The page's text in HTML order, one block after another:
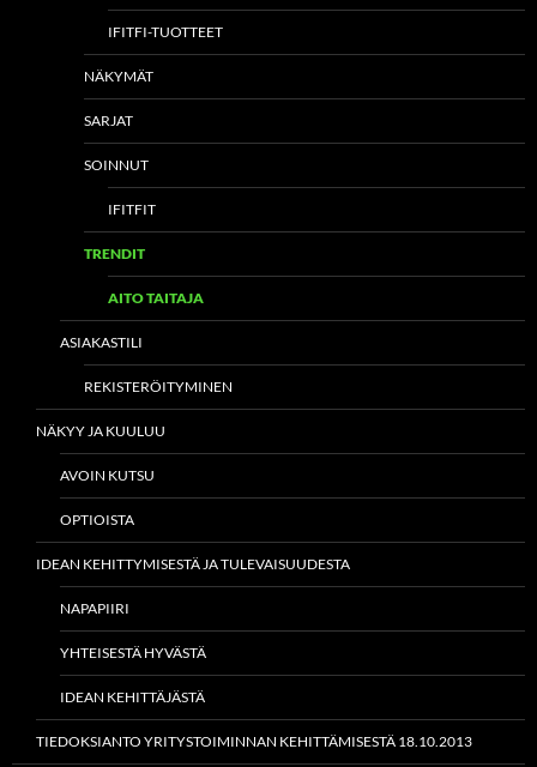
IFITFI-TUOTTEET
NÄKYMÄT
SARJAT
SOINNUT
IFITFIT
TRENDIT
AITO TAITAJA
ASIAKASTILI
REKISTERÖITYMINEN
NÄKYY JA KUULUU
AVOIN KUTSU
OPTIOISTA
IDEAN KEHITTYMISESTÄ JA TULEVAISUUDESTA
NAPAPIIRI
YHTEISESTÄ HYVÄSTÄ
IDEAN KEHITTÄJÄSTÄ
TIEDOKSIANTO YRITYSTOIMINNAN KEHITTÄMISESTÄ 18.10.2013